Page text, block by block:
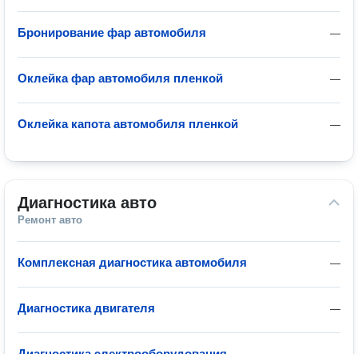
—
Бронирование фар автомобиля
—
Оклейка фар автомобиля пленкой
—
Оклейка капота автомобиля пленкой
Диагностика авто
Ремонт авто
—
Комплексная диагностика автомобиля
—
Диагностика двигателя